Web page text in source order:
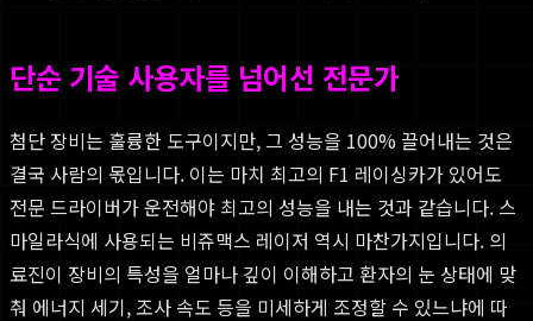
단순 기술 사용자를 넘어선 전문가
첨단 장비는 훌륭한 도구이지만, 그 성능을 100% 끌어내는 것은
결국 사람의 몫입니다. 이는 마치 최고의 F1 레이싱카가 있어도
전문 드라이버가 운전해야 최고의 성능을 내는 것과 같습니다. 스
마일라식에 사용되는 비쥬맥스 레이저 역시 마찬가지입니다. 의
료진이 장비의 특성을 얼마나 깊이 이해하고 환자의 눈 상태에 맞
춰 에너지 세기, 조사 속도 등을 미세하게 조정할 수 있느냐에 따